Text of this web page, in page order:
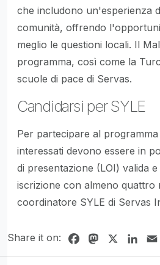
che includono un'esperienza
comunità, offrendo
meglio le questioni locali. Il
programma, così come la
scuole di pace di Servas.
Candidarsi per SYLE
Per partecipare al programma
interessati devono essere in
di presentazione (LOI) valida
iscrizione con almeno quattro
coordinatore SYLE di Servas
Share it on: FacebookMastodon